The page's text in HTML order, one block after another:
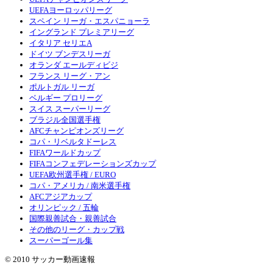
UEFAヨーロッパリーグ
スペイン リーガ・エスパニョーラ
イングランド プレミアリーグ
イタリア セリエA
ドイツ ブンデスリーガ
オランダ エールディビジ
フランス リーグ・アン
ポルトガル リーガ
ベルギー プロリーグ
スイス スーパーリーグ
ブラジル全国選手権
AFCチャンピオンズリーグ
コパ・リベルタドーレス
FIFAワールドカップ
FIFAコンフェデレーションズカップ
UEFA欧州選手権 / EURO
コパ・アメリカ / 南米選手権
AFCアジアカップ
オリンピック / 五輪
国際親善試合・親善試合
その他のリーグ・カップ戦
スーパーゴール集
© 2010 サッカー動画速報